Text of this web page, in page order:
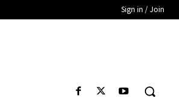
Sign in / Join